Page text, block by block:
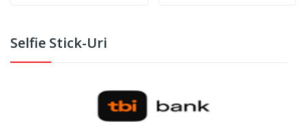
Selfie Stick-Uri